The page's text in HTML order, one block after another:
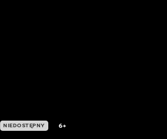
NIEDOSTĘPNY 6+